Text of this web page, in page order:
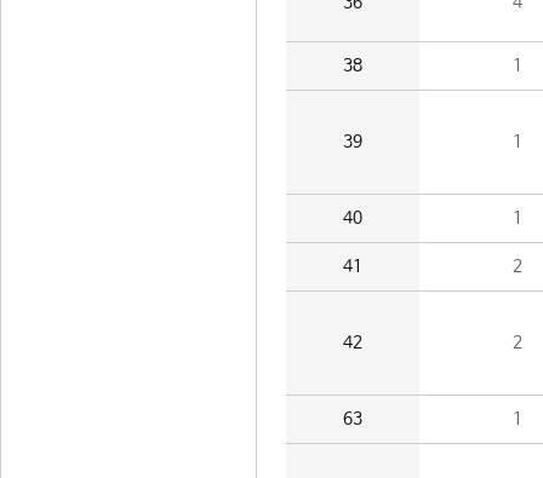
38 1
39 1
40 1
41 2
42 2
63 1